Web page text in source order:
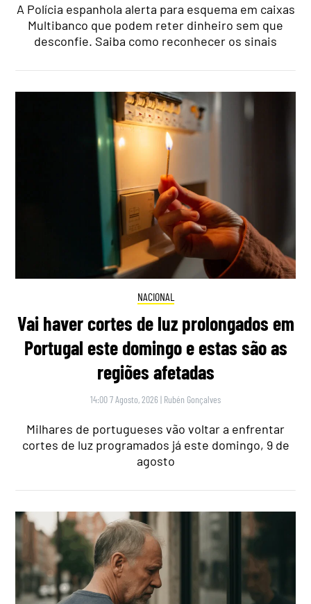
A Polícia espanhola alerta para esquema em caixas
Multibanco que podem reter dinheiro sem que
desconfie. Saiba como reconhecer os sinais
NACIONAL
Vai haver cortes de luz prolongados em
Portugal este domingo e estas são as
regiões afetadas
14:00 7 Agosto, 2026 | Rubén Gonçalves
Milhares de portugueses vão voltar a enfrentar
cortes de luz programados já este domingo, 9 de
agosto